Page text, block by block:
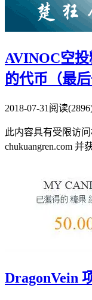
AVINOC空
的代币（最后
2018-07-31 阅读
此内容具有受限访
chukuangren.com 并
DragonVein